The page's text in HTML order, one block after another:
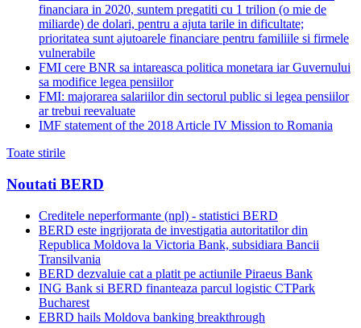
financiara in 2020, suntem pregatiti cu 1 trilion (o mie de
miliarde) de dolari, pentru a ajuta tarile in dificultate;
prioritatea sunt ajutoarele financiare pentru familiile si firmele
vulnerabile
FMI cere BNR sa intareasca politica monetara iar Guvernului
sa modifice legea pensiilor
FMI: majorarea salariilor din sectorul public si legea pensiilor
ar trebui reevaluate
IMF statement of the 2018 Article IV Mission to Romania
Toate stirile
Noutati BERD
Creditele neperformante (npl) - statistici BERD
BERD este ingrijorata de investigatia autoritatilor din
Republica Moldova la Victoria Bank, subsidiara Bancii
Transilvania
BERD dezvaluie cat a platit pe actiunile Piraeus Bank
ING Bank si BERD finanteaza parcul logistic CTPark
Bucharest
EBRD hails Moldova banking breakthrough